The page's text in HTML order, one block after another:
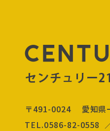
〒491-0024 愛知県
TEL.0586-82-0558